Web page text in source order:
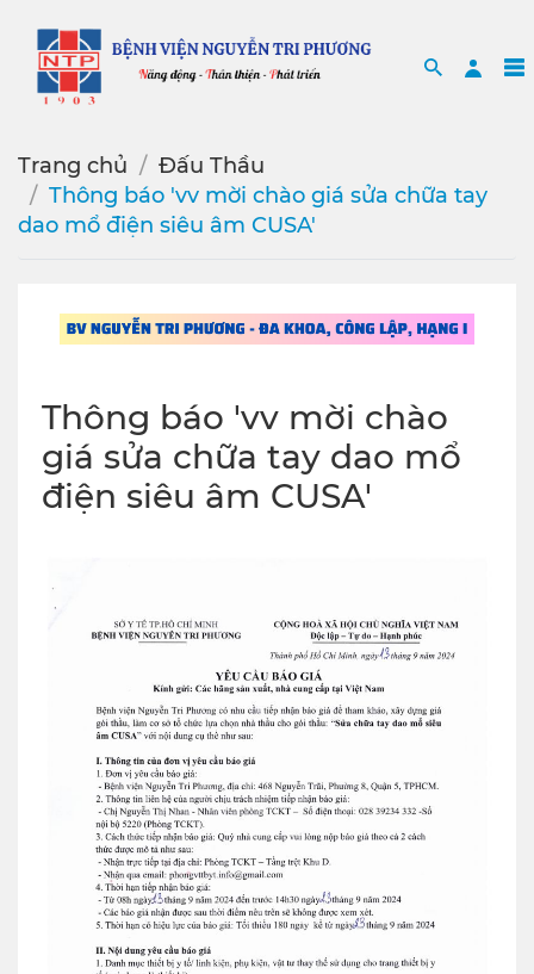
Search
Trang chủ
Đấu Thầu
Thông báo 'vv mời chào giá sửa chữa tay
dao mổ điện siêu âm CUSA'
Thông báo 'vv mời chào
giá sửa chữa tay dao mổ
điện siêu âm CUSA'